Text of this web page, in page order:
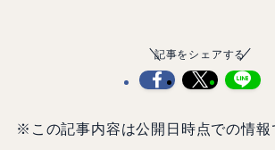
記事をシェアする
※この記事内容は公開日時点での情報